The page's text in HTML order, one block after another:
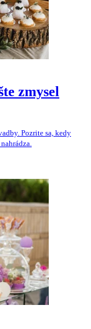
zmysel
Pozrite sa, kedy